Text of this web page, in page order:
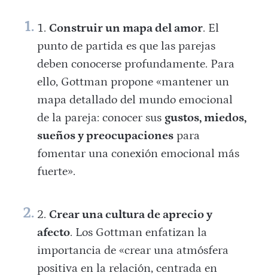
Construir un mapa del amor. El
punto de partida es que las parejas
deben conocerse profundamente. Para
ello, Gottman propone «mantener un
mapa detallado del mundo emocional
de la pareja: conocer sus gustos, miedos,
sueños y preocupacionespara
fomentar una conexión emocional más
fuerte».
Crear una cultura de aprecio y
afecto. Los Gottman enfatizan la
importancia de «crear una atmósfera
positiva en la relación, centrada en